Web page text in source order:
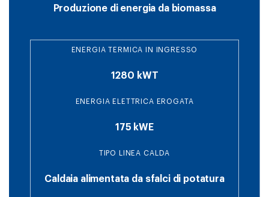
Produzione di energia da biomassa
ENERGIA TERMICA IN INGRESSO
1280 kWT
ENERGIA ELETTRICA EROGATA
175 kWE
TIPO LINEA CALDA
Caldaia alimentata da sfalci di potatura